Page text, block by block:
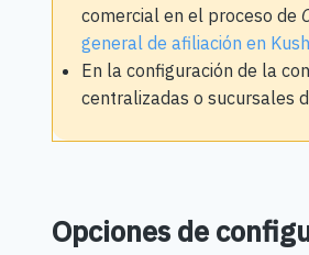
comercial en el proceso de
general de afiliación en
En la configuración de la
centralizadas o sucursales
Opciones de